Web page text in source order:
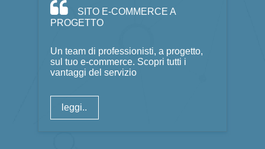
SITO E-COMMERCE A
PROGETTO
Un team di professionisti, a progetto,
sul tuo e-commerce. Scopri tutti i
vantaggi del servizio
leggi..